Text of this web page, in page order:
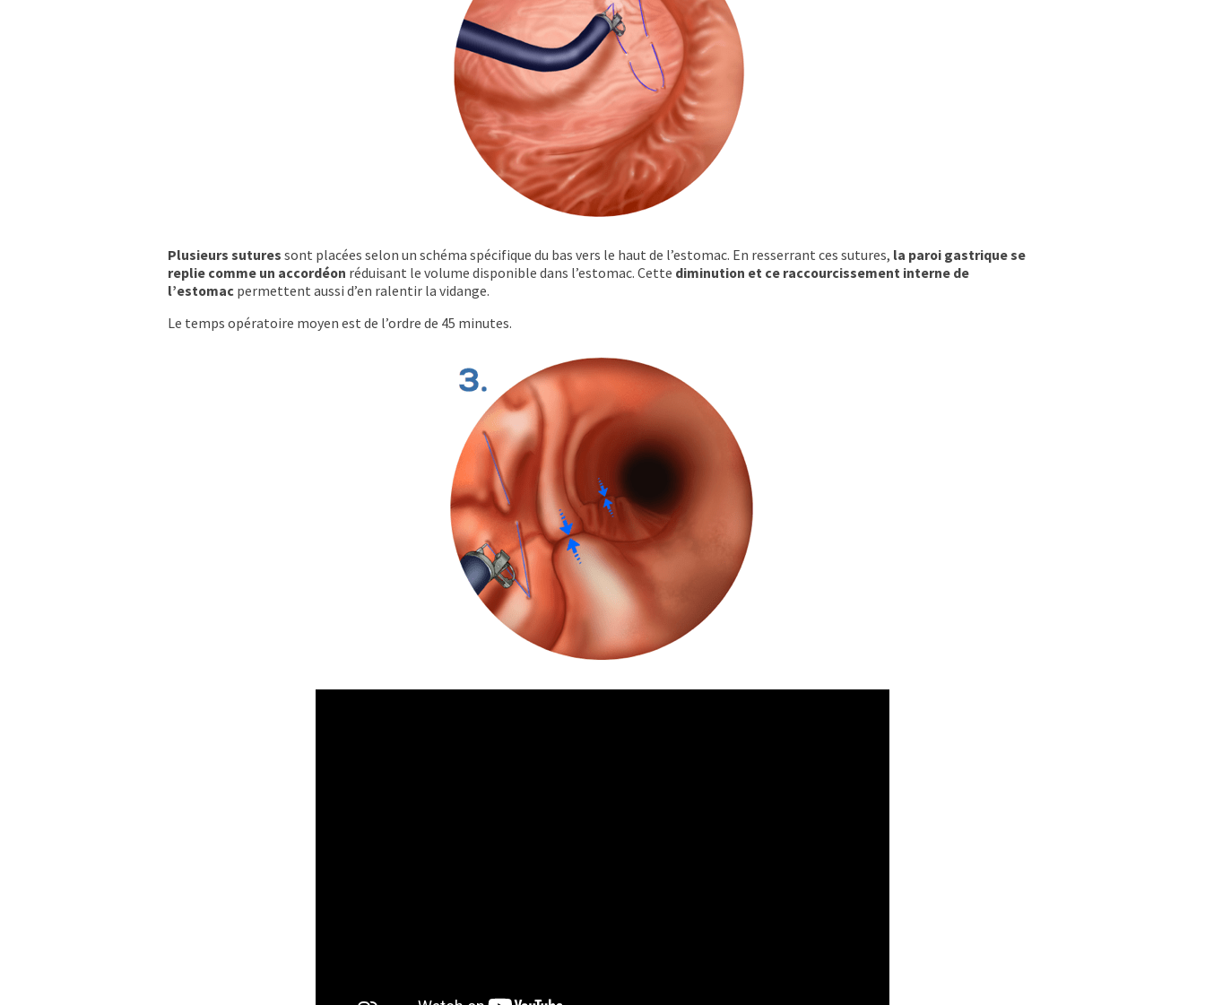
Plusieurs sutures sont placées selon un schéma spécifique du bas vers le haut de l’estomac. En resserrant ces sutures, la paroi gastrique se
replie comme un accordéon réduisant le volume disponible dans l’estomac. Cette diminution et ce raccourcissement interne de
l’estomac permettent aussi d’en ralentir la vidange.
Le temps opératoire moyen est de l’ordre de 45 minutes.